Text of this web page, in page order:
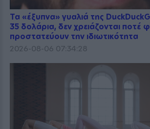
Τα «έξυπνα» γυαλιά της
35 δολάρια, δεν χρειάζονται ποτέ
προστατεύουν την ιδιωτικότητα
2026-08-06 07:34:28